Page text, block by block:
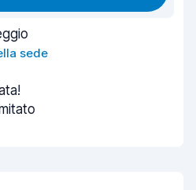
sede